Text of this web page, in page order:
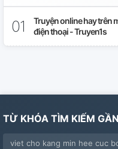
Truyện online hay trên
điện thoại - Truyen1s
TỪ KHÓA TÌM KIẾM
viet cho kang min hee cuc